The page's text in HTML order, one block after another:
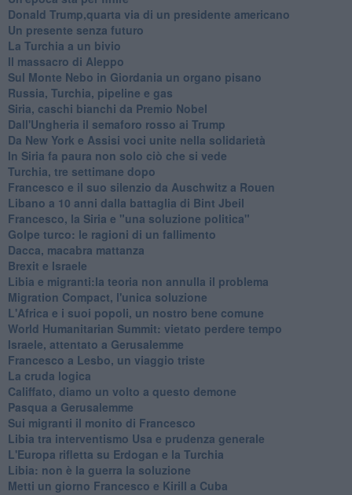
Donald Trump,quarta via di un presidente americano
Un presente senza futuro
La Turchia a un bivio
Il massacro di Aleppo
Sul Monte Nebo in Giordania un organo pisano
Russia, Turchia, pipeline e gas
Siria, caschi bianchi da Premio Nobel
Dall'Ungheria il semaforo rosso ai Trump
Da New York e Assisi voci unite nella solidarietà
In Siria fa paura non solo ciò che si vede
Turchia, tre settimane dopo
Francesco e il suo silenzio da Auschwitz a Rouen
Libano a 10 anni dalla battaglia di Bint Jbeil
Francesco, la Siria e "una soluzione politica"
Golpe turco: le ragioni di un fallimento
Dacca, macabra mattanza
Brexit e Israele
Libia e migranti:la teoria non annulla il problema
Migration Compact, l'unica soluzione
L'Africa e i suoi popoli, un nostro bene comune
World Humanitarian Summit: vietato perdere tempo
Israele, attentato a Gerusalemme
Francesco a Lesbo, un viaggio triste
La cruda logica
Califfato, diamo un volto a questo demone
Pasqua a Gerusalemme
Sui migranti il monito di Francesco
Libia tra interventismo Usa e prudenza generale
L'Europa rifletta su Erdogan e la Turchia
Libia: non è la guerra la soluzione
Metti un giorno Francesco e Kirill a Cuba